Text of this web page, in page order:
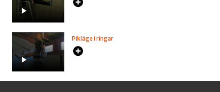
Pikläge i ringar